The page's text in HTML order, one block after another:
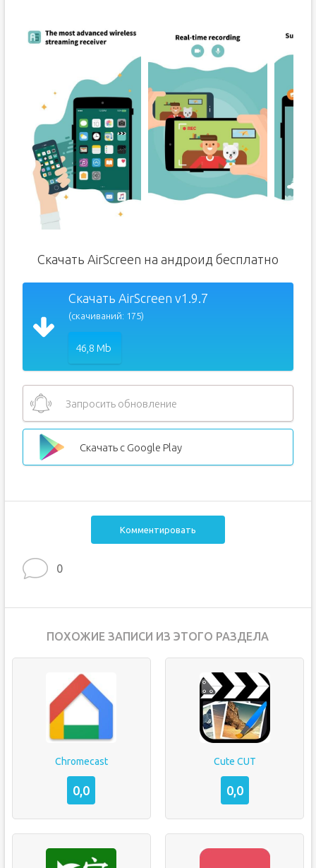
Скачать AirScreen на андроид бесплатно
Скачать AirScreen v1.9.7
(скачиваний: 175)
46,8 Mb
Запросить обновление
Скачать с Google Play
Комментировать
0
ПОХОЖИЕ ЗАПИСИ ИЗ ЭТОГО РАЗДЕЛА
Chromecast
0,0
Cute CUT
0,0